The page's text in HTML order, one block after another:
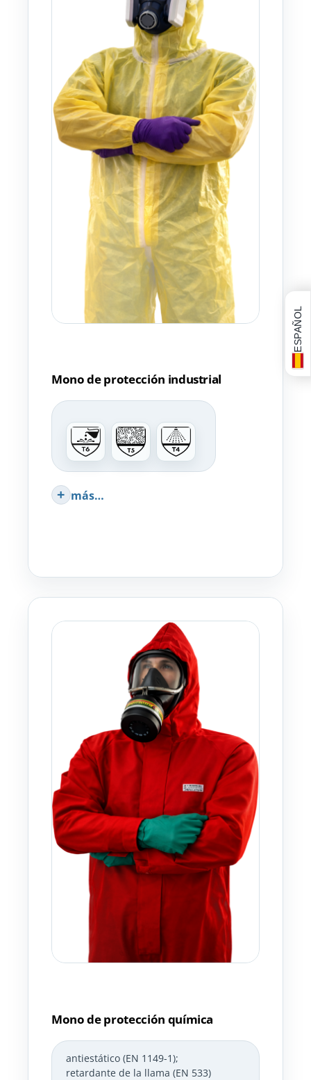
Mono de protección industrial
más…
Mono de protección química
antiestático (EN 1149-1);
retardante de la llama (EN 533)
ESPAÑOL